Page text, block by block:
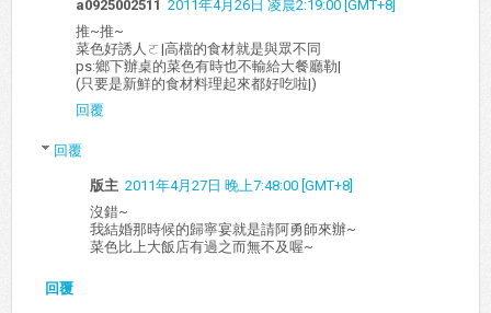
a0925002511 2011年4月26日 凌晨2:19:00 [GMT+8]
推~推~
菜色好誘人ㄛ|高檔的食材就是與眾不同
ps:鄉下辦桌的菜色有時也不輸給大餐廳勒|
(只要是新鮮的食材料理起來都好吃啦|)
回覆
回覆
版主 2011年4月27日 晚上7:48:00 [GMT+8]
沒錯~
我結婚那時候的歸寧宴就是請阿勇師來辦~
菜色比上大飯店有過之而無不及喔~
回覆